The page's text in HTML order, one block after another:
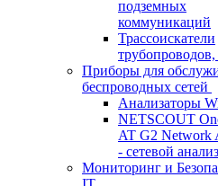
подземных
коммуникаций
Трассоискатели
трубопроводов,
Приборы для
беспроводных сетей
Анализаторы
NETSCOUT
AT G2 Network
- сетевой
Мониторинг и